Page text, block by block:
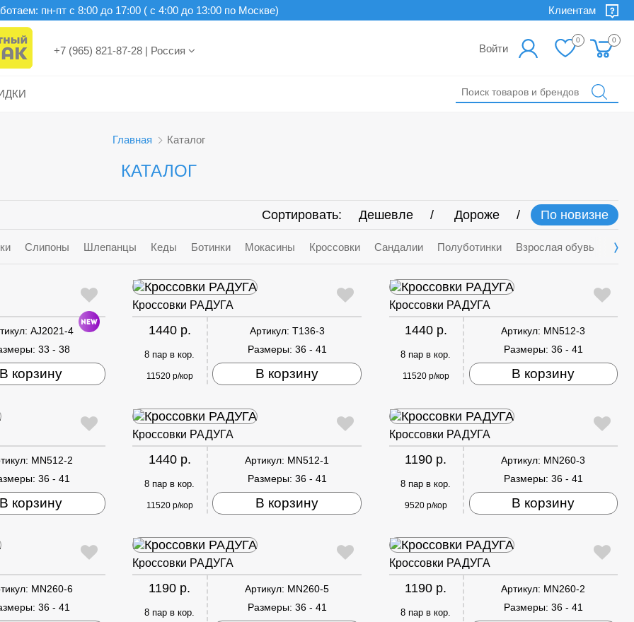
Клиентам
пн-пт c 8:00 до 17:00 ( с 4:00 до 13:00 по Москве)
+7 (965) 821-87-28 | Россия Войти
0 0
Главная Каталог
КАТАЛОГ
Сортировать: Дешевле Дороже По новизне
Слипоны Шлепанцы Кеды Ботинки Мокасины Кроссовки Сандалии Полуботинки Взрослая обувь
AJ2021-4
33 - 38
В корзину
Кроссовки РАДУГА
1440 р.
8 пар в кор.
11520 р/кор
Артикул: T136-3
Размеры: 36 - 41
В корзину
Кроссовки РАДУГА
1440 р.
8 пар в кор.
11520 р/кор
Артикул: MN512-3
Размеры: 36 - 41
В корзину
MN512-2
36 - 41
В корзину
Кроссовки РАДУГА
1440 р.
8 пар в кор.
11520 р/кор
Артикул: MN512-1
Размеры: 36 - 41
В корзину
Кроссовки РАДУГА
1190 р.
8 пар в кор.
9520 р/кор
Артикул: MN260-3
Размеры: 36 - 41
В корзину
MN260-6
36 - 41
Кроссовки РАДУГА
1190 р.
8 пар в кор.
Артикул: MN260-5
Размеры: 36 - 41
Кроссовки РАДУГА
1190 р.
8 пар в кор.
Артикул: MN260-2
Размеры: 36 - 41